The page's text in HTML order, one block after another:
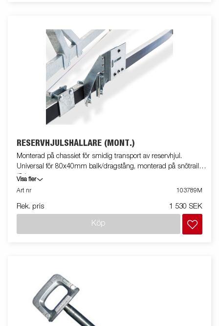
RESERVHJULSHÅLLARE (MONT.)
Monterad på chassiet för smidig transport av reservhjul.
Universal för 80x40mm balk/dragstång, monterad på snötrailer
(S-)
Visa fler
Art nr
103789M
Rek. pris 1 530 SEK
Köp